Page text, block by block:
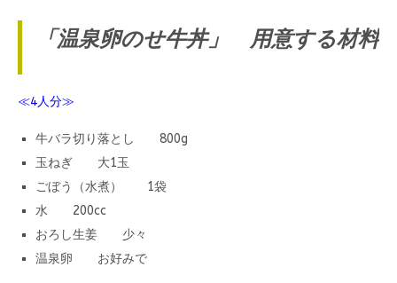
「温泉卵のせ牛丼」 用意する材料
≪4人分≫
牛バラ切り落とし 800g
玉ねぎ 大1玉
ごぼう（水煮） 1袋
水 200cc
おろし生姜 少々
温泉卵 お好みで